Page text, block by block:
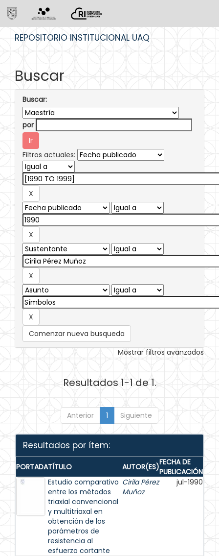
REPOSITORIO INSTITUCIONAL UAQ
Buscar
Buscar:
por
Filtros actuales:
Comenzar nueva busqueda
Mostrar filtros avanzados
Resultados 1-1 de 1.
Anterior 1 Siguiente
Resultados por ítem:
PORTADATÍTULO AUTOR(ES)FECHA DE
PUBLICACIÓN
Estudio comparativo
entre los métodos
triaxial convencional
y multitriaxal en
obtención de los
parámetros de
resistencia al
esfuerzo cortante
Cirila Pérez
Muñoz
jul-1990